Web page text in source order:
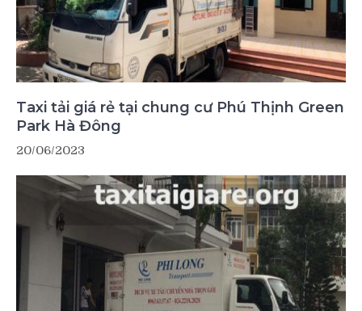
Taxi tải giá rẻ tại chung cư Phú Thịnh Green
Park Hà Đông
20/06/2023